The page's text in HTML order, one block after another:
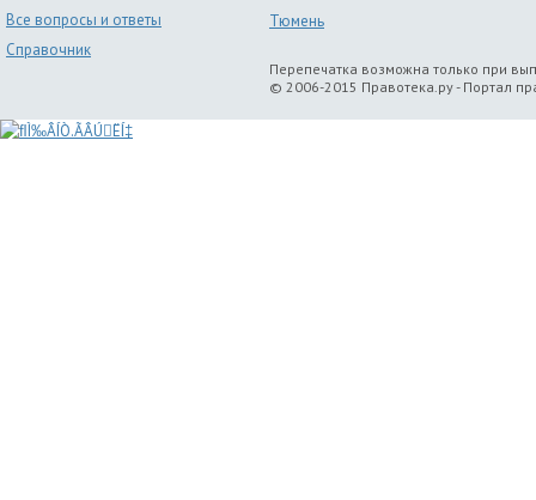
Все вопросы и ответы
Справочник
Тюмень
Перепечатка возможна только при
© 2006-2015 Правотека.ру - Портал